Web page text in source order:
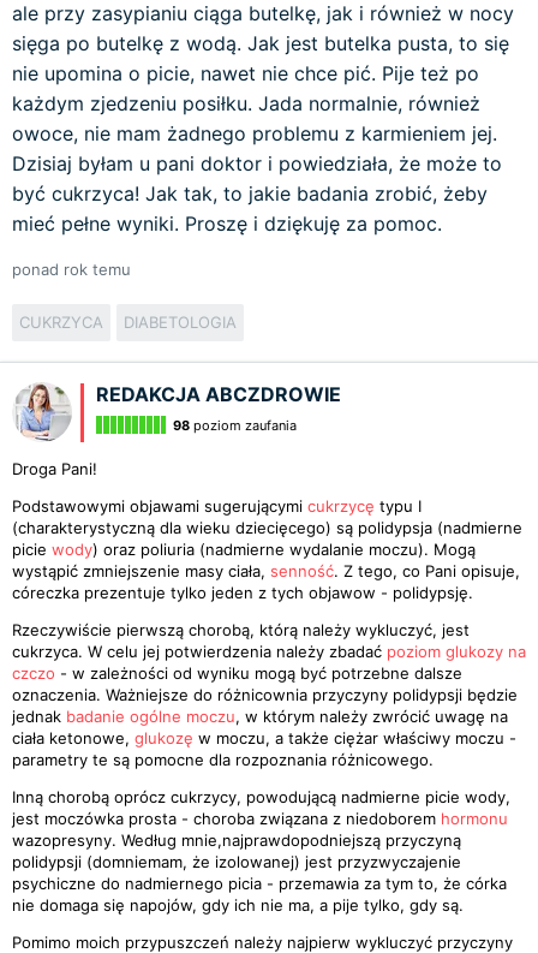
ale przy zasypianiu ciąga butelkę, jak i również w nocy
sięga po butelkę z wodą. Jak jest butelka pusta, to się
nie upomina o picie, nawet nie chce pić. Pije też po
każdym zjedzeniu posiłku. Jada normalnie, również
owoce, nie mam żadnego problemu z karmieniem jej.
Dzisiaj byłam u pani doktor i powiedziała, że może to
być cukrzyca! Jak tak, to jakie badania zrobić, żeby
mieć pełne wyniki. Proszę i dziękuję za pomoc.
ponad rok temu
CUKRZYCA DIABETOLOGIA
REDAKCJA ABCZDROWIE
98 poziom zaufania
Droga Pani!
Podstawowymi objawami sugerującymi cukrzycę typu I
(charakterystyczną dla wieku dziecięcego) są polidypsja (nadmierne
picie wody) oraz poliuria (nadmierne wydalanie moczu). Mogą
wystąpić zmniejszenie masy ciała, senność. Z tego, co Pani opisuje,
córeczka prezentuje tylko jeden z tych objawow - polidypsję.
Rzeczywiście pierwszą chorobą, którą należy wykluczyć, jest
cukrzyca. W celu jej potwierdzenia należy zbadać poziom glukozy na
czczo - w zależności od wyniku mogą być potrzebne dalsze
oznaczenia. Ważniejsze do różnicownia przyczyny polidypsji będzie
jednak badanie ogólne moczu, w którym należy zwrócić uwagę na
ciała ketonowe, glukozę w moczu, a także ciężar właściwy moczu -
parametry te są pomocne dla rozpoznania różnicowego.
Inną chorobą oprócz cukrzycy, powodującą nadmierne picie wody,
jest moczówka prosta - choroba związana z niedoborem hormonu
wazopresyny. Według mnie,najprawdopodniejszą przyczyną
polidypsji (domniemam, że izolowanej) jest przyzwyczajenie
psychiczne do nadmiernego picia - przemawia za tym to, że córka
nie domaga się napojów, gdy ich nie ma, a pije tylko, gdy są.
Pomimo moich przypuszczeń należy najpierw wykluczyć przyczyny